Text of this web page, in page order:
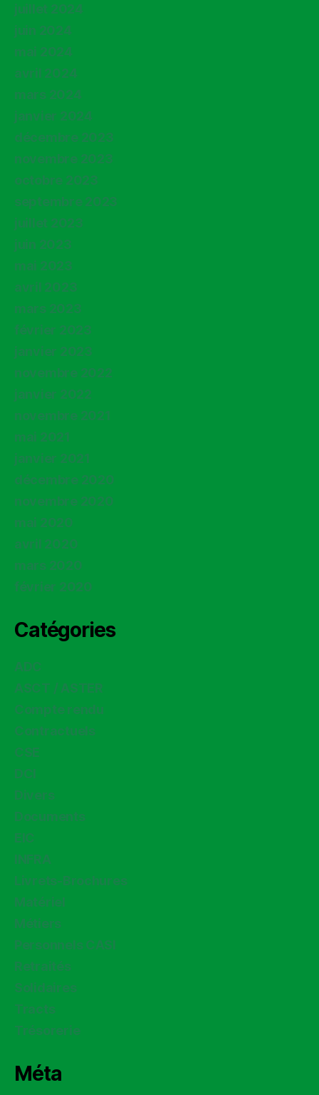
juillet 2024
juin 2024
mai 2024
avril 2024
mars 2024
janvier 2024
décembre 2023
novembre 2023
octobre 2023
septembre 2023
juillet 2023
juin 2023
mai 2023
avril 2023
mars 2023
février 2023
janvier 2023
novembre 2022
janvier 2022
novembre 2021
mai 2021
janvier 2021
décembre 2020
novembre 2020
mai 2020
avril 2020
mars 2020
février 2020
Catégories
ADC
ASCT / ASTER
Compte rendu
Contractuels
CSE
DCI
Divers
Documents
EIC
INFRA
Livrets-Brochures
Matériel
Métiers
Personnels CASI
Retraités
Solidaires
Tracts
Trésorerie
Méta